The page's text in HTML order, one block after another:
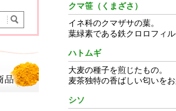
クマ笹（くまざさ）
イネ科のクマザサの葉。
葉緑素である鉄クロロフィ
ハトムギ
大麦の種子を煎じたもの。
麦茶独特の香ばしい匂いを
シソ